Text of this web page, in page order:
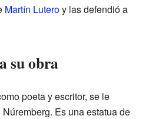
Martín Luteroy las defendió a
su obra
poeta y escritor, se le
Es una estatua de